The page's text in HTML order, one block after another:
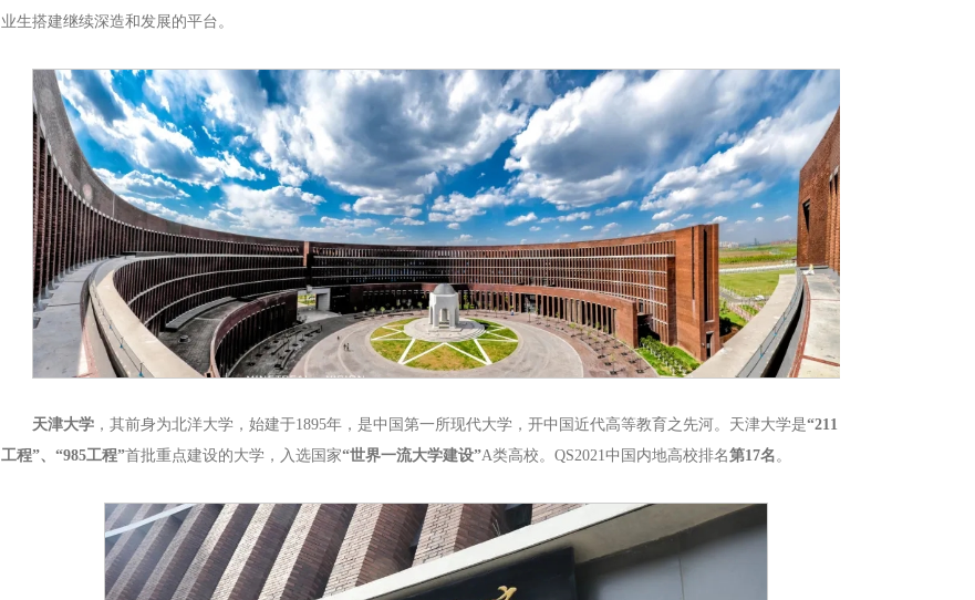
业生搭建继续深造和发展的平台。
天津大学 ，其前身为北洋大学，始建于1895年，是中国第一所现代大学，开中国近代高等教育之先河。天津大学是“211
工程”、“985工程”首批重点建设的大学，入选国家“世界一流大学建设”A类高校。QS2021中国内地高校排名第17名。